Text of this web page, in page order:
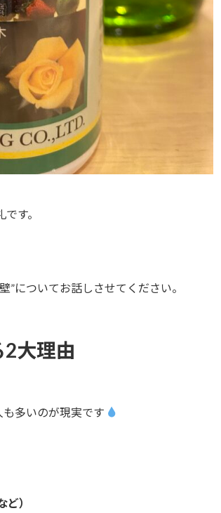
す。
”についてお話しさせてください。
大理由
多いのが現実です
）